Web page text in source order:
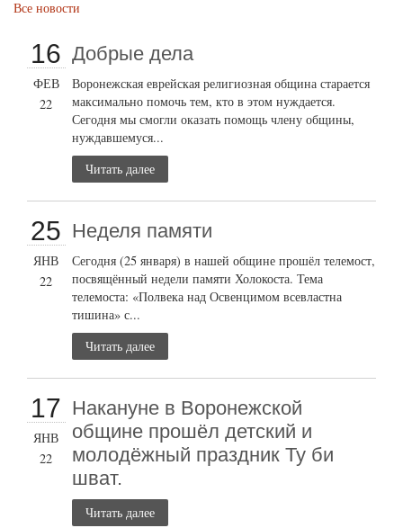
Все новости
16
ФЕВ
22
Добрые дела
Воронежская еврейская религиозная община старается
максимально помочь тем, кто в этом нуждается.
Сегодня мы смогли оказать помощь члену общины,
нуждавшемуся...
Читать далее
25
ЯНВ
22
Неделя памяти
Сегодня (25 января) в нашей общине прошёл телемост,
посвящённый недели памяти Холокоста. Тема
телемоста: «Полвека над Освенцимом всевластна
тишина» с...
Читать далее
17
ЯНВ
22
Накануне в Воронежской
общине прошёл детский и
молодёжный праздник Ту би
шват.
Читать далее